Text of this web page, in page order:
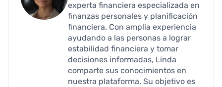
experta financiera especializada en
finanzas personales y planificación
financiera. Con amplia experiencia
ayudando a las personas a lograr
estabilidad financiera y tomar
decisiones informadas, Linda
comparte sus conocimientos en
nuestra plataforma. Su objetivo es